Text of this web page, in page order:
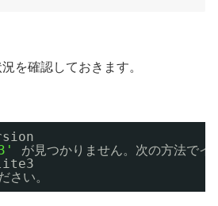
を確認しておきます。
が見つかりません。次の方法で
さい。